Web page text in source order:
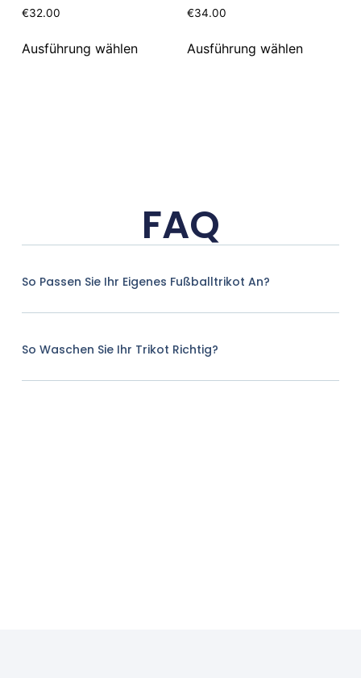
€32.00
Ausführung wählen
€34.00
Ausführung wählen
FAQ
So Passen Sie Ihr Eigenes Fußballtrikot An?
So Waschen Sie Ihr Trikot Richtig?